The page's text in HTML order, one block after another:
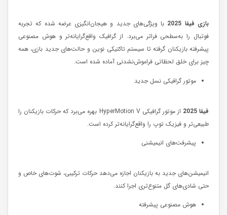
بازی فیفا 2025
با ویژگی‌های جدید و هیجان‌انگیزی عرضه شده که تجربه
فوتبال را به‌سطحی فراتر می‌برد. از گرافیک واقع‌گرایانه‌تر و هوش مصنوعی
پیشرفته بازیکنان گرفته تا سیستم تاکتیکی نوین و حالت‌های جدید بازی، همه
چیز برای خلق لحظاتی فراموش‌نشدنی آماده شده است.
موتور گرافیکی نسل جدید
فیفا 2025
از موتور گرافیکی HyperMotion V بهره می‌برد که حرکات بازیکنان را
طبیعی‌تر و فیزیک توپ را واقع‌گرایانه‌تر کرده است.
پیشرفت‌های انیمیشنی
انیمیشن‌های جدید به بازیکنان اجازه می‌دهد حرکات ترکیبی، شوت‌های خاص و
حتی شادی‌های گل متنوع‌تری اجرا کنند.
هوش مصنوعی پیشرفته